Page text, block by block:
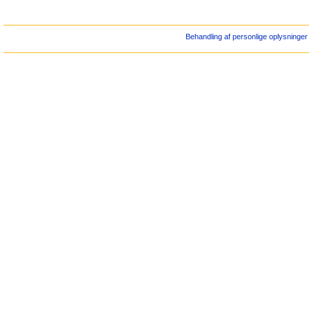
Behandling af personlige oplysninger